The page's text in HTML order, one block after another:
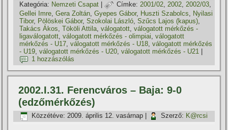
Kategória: Nemzeti Csapat | Címke: 2001/02,2002,2002/03,
Gellei Imre ,Gera Zoltán ,Gyepes Gábor, Huszti Szabolcs
Nyilasi
Tibor, Pölöskei Gábor,Szokolai László ,Szűcs Lajos (kapus)
Takács Ákos ,Tököli Attila ,válogatott ,válogatott mérkőzés -
ligaválogatott ,válogatott mérkőzés - olimpiai ,válogatott
mérkőzés - U17 ,válogatott mérkőzés - U18 ,válogatott mérkőzés
- U19 ,válogatott mérkőzés - U20 ,válogatott mérkőzés - U21
1 hozzászólás
2002.I.31. Ferencváros – Baja: 9-0
(edzőmérkőzés)
Közzétéve: 2009. április 12. vasárnap Szerző: K@rcsi